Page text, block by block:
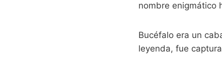
nombre enigmático
Bucéfalo era un
leyenda, fue